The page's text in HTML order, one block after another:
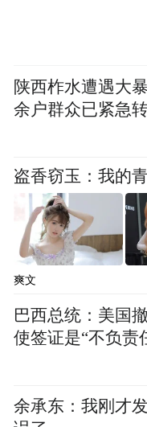
陕西柞水遭遇大
余户群众已紧急
盗香窃玉：我的
爽文
巴西总统：美国
使签证是“不负责
余承东：我刚才